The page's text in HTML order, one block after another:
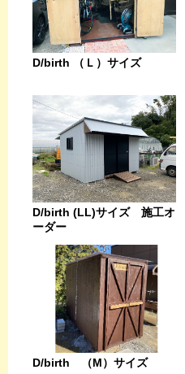
D/birth （Ｌ）サイズ
D/birth (LL)サイズ 施工オ
ーダー
D/birth （M）サイズ